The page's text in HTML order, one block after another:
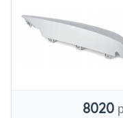
ПЕРЕДНЯЯ X-LINE
ПРАВАЯ X3 G01
51117421988
8020